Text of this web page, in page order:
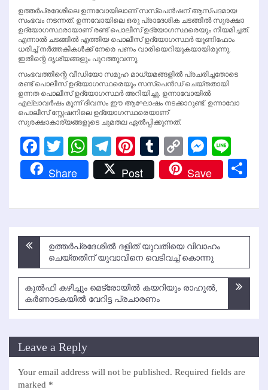
ഉത്തര്‍പ്രദേശിലെ ഉന്നവോയിലാണ് സസ്‌പെന്‍ഷന് ആസ്പദമായ
സംഭവം നടന്നത്. ഉന്നവോയിലെ ഒരു പ്രാദേശിക ചടങ്ങില്‍ സുരക്ഷാ
ഉദ്യോഗസ്ഥരായാണ് രണ്ട് പൊലീസ് ഉദ്യോഗസ്ഥരെയും നിയമിച്ചത്.
എന്നാല്‍ ചടങ്ങില്‍ എത്തിയ പൊലീസ് ഉദ്യോഗസ്ഥര്‍ യൂണിഫോം
ധരിച്ച്‌ നര്‍ത്തകികള്‍ക്ക് നേരെ പണം വാരിയെറിയുകയായിരുന്നു.
ഇതിന്റെ ദൃശ്യങ്ങളും പുറത്തുവന്നു.
സംഭവത്തിന്റെ വീഡിയോ സമൂഹ മാധ്യമങ്ങളില്‍ പ്രചരിച്ചതോടെ
രണ്ട് പൊലീസ് ഉദ്യോഗസ്ഥരെയും സസ്‌പെന്‍ഡ് ചെയ്തതായി
ഉന്നത പൊലീസ് ഉദ്യോഗസ്ഥര്‍ അറിയിച്ചു. ഉന്നാവോയില്‍
എല്ലാവര്‍ഷം മൂന്ന് ദിവസം ഈ ആഘോഷം നടക്കാറുണ്ട്. ഉന്നാവോ
പൊലീസ് സ്റ്റേഷനിലെ ഉദ്യോഗസ്ഥരെയാണ്
സുരക്ഷാകാര്യങ്ങളുടെ ചുമതല ഏല്‍പ്പിക്കുന്നത്.
Facebook
TwitterWhatsApp
Telegram
Pinterest
Tumblr
Copy
Link
Share Post Save
Post
navigation
ഉത്തര്‍പ്രദേശില്‍ ദളിത് യുവതിയെ വിവാഹം
ചെയ്തതിന് യുവാവിനെ വെടിവച്ച്‌ കൊന്നു
കുല്‍ഫി കഴിച്ചും മെട്രോയില്‍ കയറിയും രാഹുല്‍,
കര്‍ണാടകയില്‍ വേറിട്ട പ്രചാരണം
Leave a Reply
Your email address will not be published. Required fields are
marked *